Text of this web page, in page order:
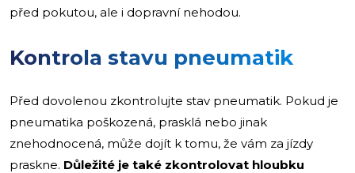
před pokutou, ale i dopravní nehodou.
Kontrola stavu pneumatik
Před dovolenou zkontrolujte stav pneumatik. Pokud je
pneumatika poškozená, prasklá nebo jinak
znehodnocená, může dojít k tomu, že vám za jízdy
praskne. Důležité je také zkontrolovat hloubku